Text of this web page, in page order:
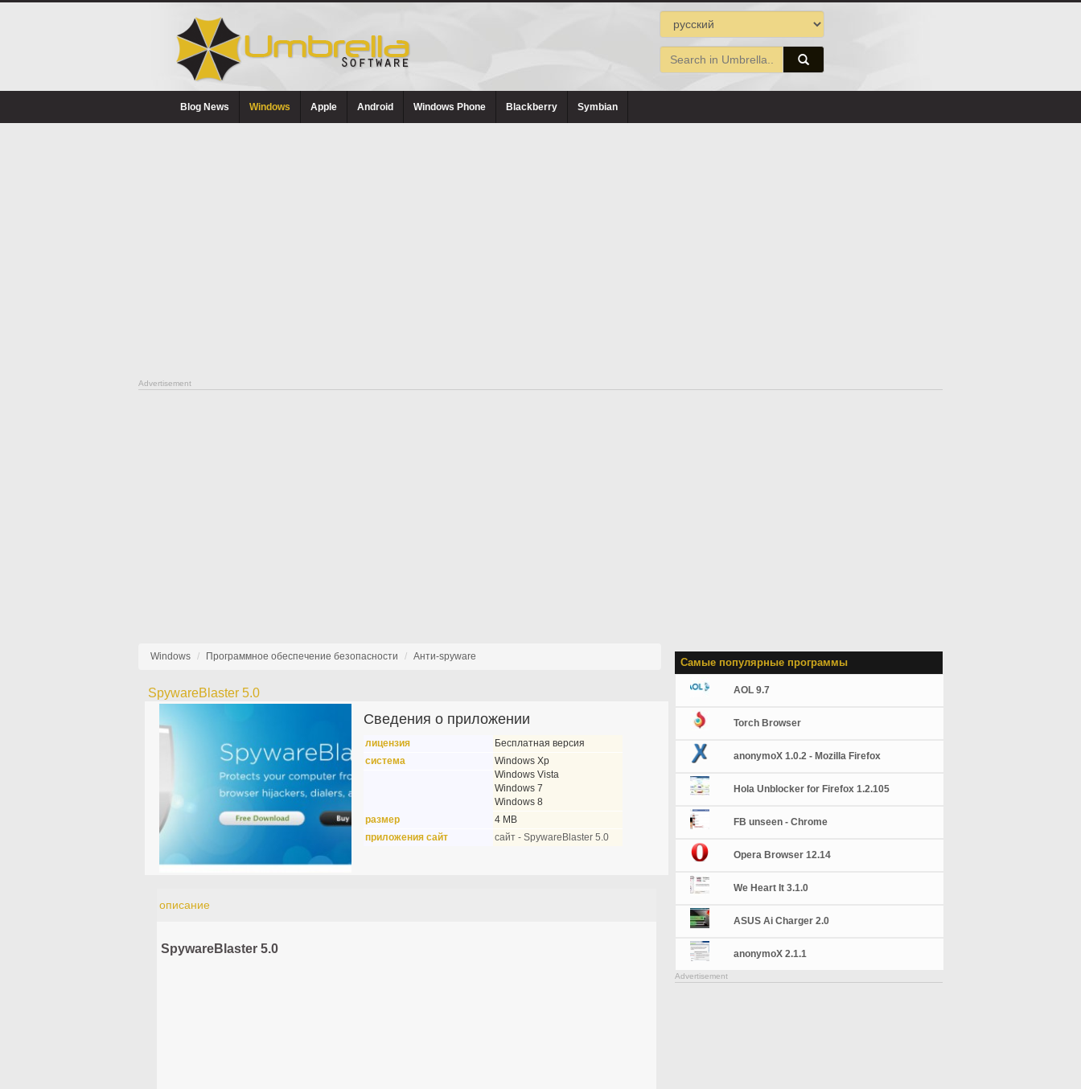
Blog News Windows Apple Android Windows Phone Blackberry Symbian
Advertisement
Windows Программное обеспечение безопасности Анти-spyware
SpywareBlaster 5.0
Сведения о приложении
лицензия
Бесплатная версия
система
Windows Xp
Windows Vista
Windows 7
Windows 8
размер
4 MB
приложения сайт
сайт - SpywareBlaster 5.0
описание
SpywareBlaster 5.0
Самые популярные программы
AOL 9.7
Torch Browser
anonymoX 1.0.2 - Mozilla Firefox
Hola Unblocker for Firefox 1.2.105
FB unseen - Chrome
Opera Browser 12.14
We Heart It 3.1.0
ASUS Ai Charger 2.0
anonymoX 2.1.1
Advertisement